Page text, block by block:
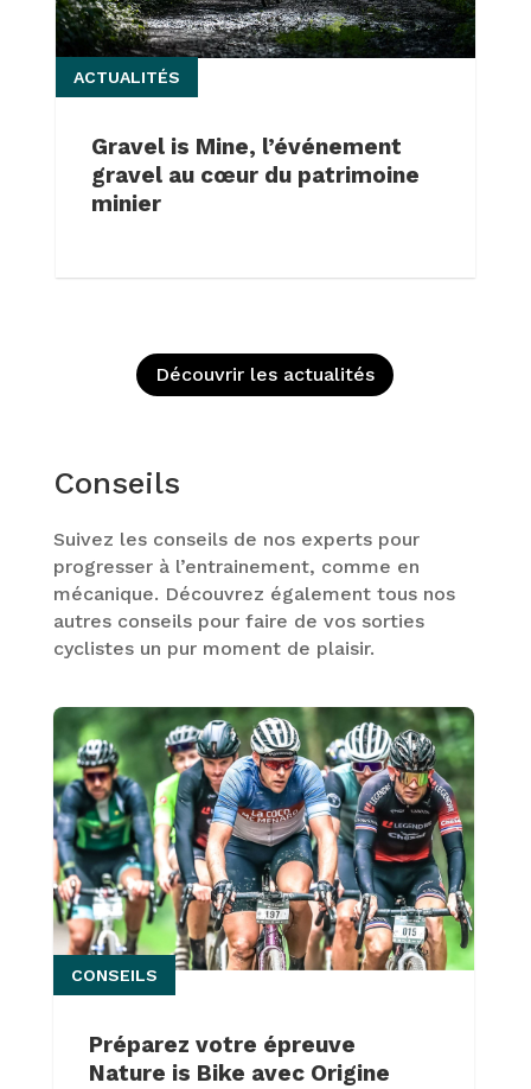
Gravel is Mine, l’événement
gravel au cœur du patrimoine
minier
ACTUALITÉS
Découvrir les actualités
Conseils
Suivez les conseils de nos experts pour
progresser à l’entrainement, comme en
mécanique. Découvrez également tous nos
autres conseils pour faire de vos sorties
cyclistes un pur moment de plaisir.
Préparez votre épreuve
Nature is Bike avec Origine
CONSEILS